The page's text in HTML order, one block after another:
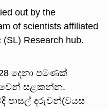
out by the
of scientists affiliated
Research hub.
දෙනා පමණක්
සළකන්න.
පාසල් දරුවන්(වයස